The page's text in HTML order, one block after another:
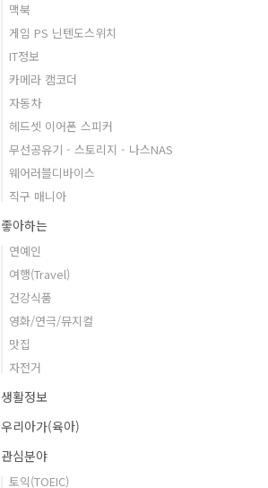
맥북
게임 PS 닌텐도스위치
IT정보
카메라 캠코더
자동차
헤드셋 이어폰 스피커
무선공유기 - 스토리지 - 나스NAS
웨어러블디바이스
직구 매니아
좋아하는
연예인
여행(Travel)
건강식품
영화/연극/뮤지컬
맛집
자전거
생활정보
우리아가(육아)
관심분야
토익(TOEIC)